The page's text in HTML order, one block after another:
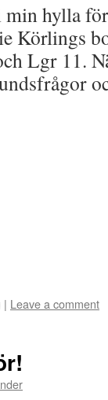
min hylla
Körlings
Lgr 11.
| Leave a comment